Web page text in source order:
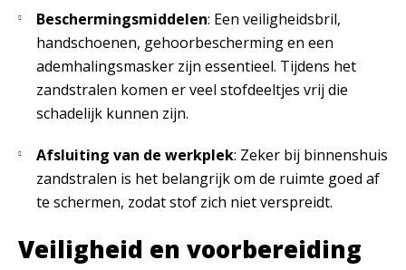
Beschermingsmiddelen: Een veiligheidsbril,
handschoenen, gehoorbescherming en een
ademhalingsmasker zijn essentieel. Tijdens het
zandstralen komen er veel stofdeeltjes vrij die
schadelijk kunnen zijn.
Afsluiting van de werkplek: Zeker bij binnenshuis
zandstralen is het belangrijk om de ruimte goed af
te schermen, zodat stof zich niet verspreidt.
Veiligheid en voorbereiding